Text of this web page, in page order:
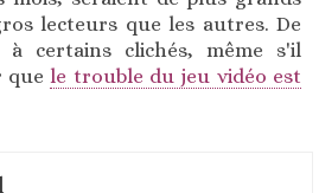
lecteurs que les autres. De
certains clichés, même s'il
quele trouble du jeu vidéo est